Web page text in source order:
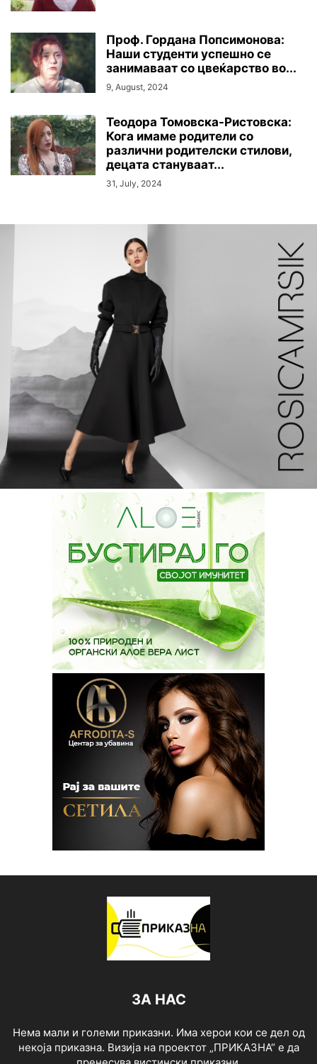
Проф. Гордана Попсимонова:
Наши студенти успешно се
занимаваат со цвеќарство во...
9, August, 2024
Теодора Томовска-Ристовска:
Кога имаме родители со
различни родителски стилови,
децата стануваат...
31, July, 2024
ЗА НАС
Нема мали и големи приказни. Има херои кои се дел од
некоја приказна. Визија на проектот „ПРИКАЗНА“ е да